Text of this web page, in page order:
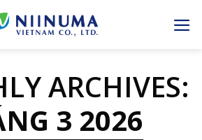
ARCHIVES:
3 2026